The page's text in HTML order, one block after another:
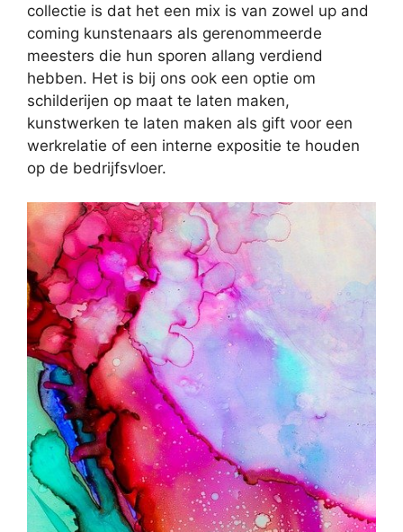
collectie is dat het een mix is van zowel up and
coming kunstenaars als gerenommeerde
meesters die hun sporen allang verdiend
hebben. Het is bij ons ook een optie om
schilderijen op maat te laten maken,
kunstwerken te laten maken als gift voor een
werkrelatie of een interne expositie te houden
op de bedrijfsvloer.